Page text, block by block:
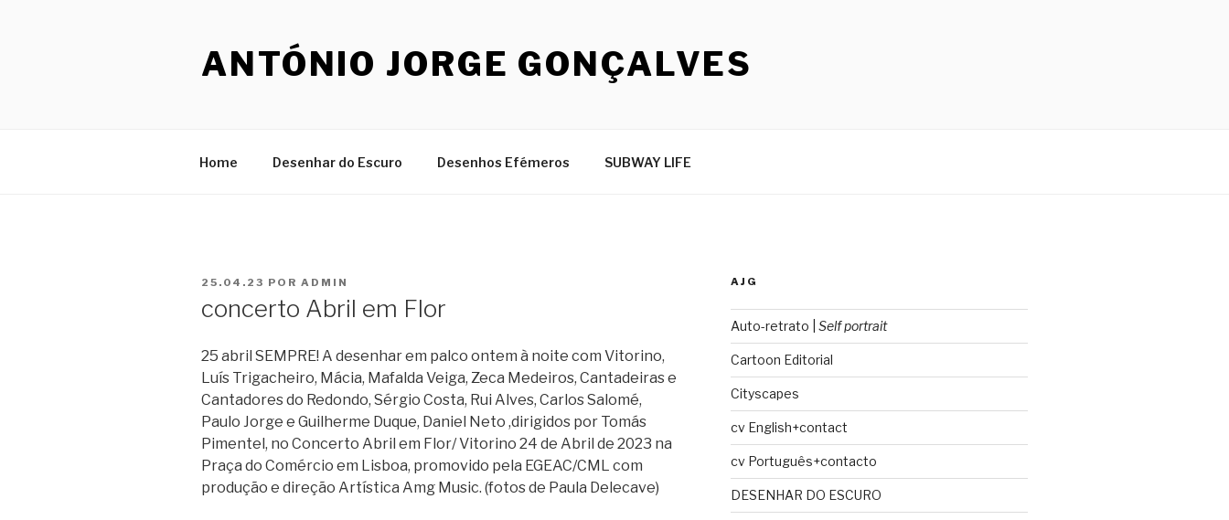
ANTÓNIO JORGE GONÇALVES
Home Desenhar do Escuro Desenhos Efémeros SUBWAY LIFE
PUBLICADO
25.04.23 POR ADMIN
concerto Abril em Flor
25 abril SEMPRE! A desenhar em palco ontem à noite com Vitorino,
Luís Trigacheiro, Mácia, Mafalda Veiga, Zeca Medeiros, Cantadeiras e
Cantadores do Redondo, Sérgio Costa, Rui Alves, Carlos Salomé,
Paulo Jorge e Guilherme Duque, Daniel Neto ,dirigidos por Tomás
Pimentel, no Concerto Abril em Flor/ Vitorino 24 de Abril de 2023 na
Praça do Comércio em Lisboa, promovido pela EGEAC/CML com
produção e direção Artística Amg Music. (fotos de Paula Delecave)
AJG
Auto-retrato | Self portrait
Cartoon Editorial
Cityscapes
cv English+contact
cv Português+contacto
DESENHAR DO ESCURO